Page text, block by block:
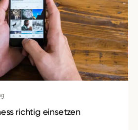
richtig einsetzen